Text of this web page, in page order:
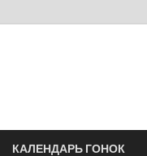
КАЛЕНДАРЬ ГОНОК